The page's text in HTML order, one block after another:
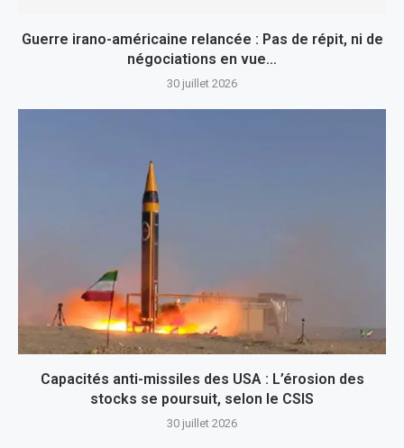
Guerre irano-américaine relancée : Pas de répit, ni de
négociations en vue…
30 juillet 2026
Capacités anti-missiles des USA : L’érosion des
stocks se poursuit, selon le CSIS
30 juillet 2026